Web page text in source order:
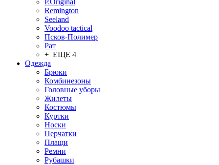
P.Original
Remington
Seeland
Voodoo tactical
Псков-Полимер
Рат
+ ЕЩЕ 4
Одежда
Брюки
Комбинезоны
Головные уборы
Жилеты
Костюмы
Куртки
Носки
Перчатки
Плащи
Ремни
Рубашки